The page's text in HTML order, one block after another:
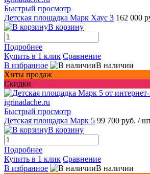
Быстрый просмотр
Детская площадка Марк Хаус 3 162 000
В корзину
Подробнее
Купить в 1 клик Сравнение
В избранное
В наличии
Хиты продаж
Скидки
Быстрый просмотр
Детская площадка Марк 5 99 700 руб. /
В корзину
Подробнее
Купить в 1 клик Сравнение
В избранное
В наличии